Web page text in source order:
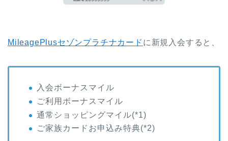
MileagePlusセゾンプラチナカード に新規入会すると、
入会ボーナスマイル
ご利用ボーナスマイル
通常ショッピングマイル(*1)
ご家族カードお申込み特典(*2)